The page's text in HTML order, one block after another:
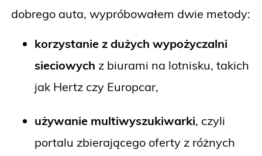
dobrego auta, wypróbowałem dwie metody:
korzystanie z dużych wypożyczalni
sieciowych z biurami na lotnisku, takich
jak Hertz czy Europcar,
używanie multiwyszukiwarki, czyli
portalu zbierającego oferty z różnych